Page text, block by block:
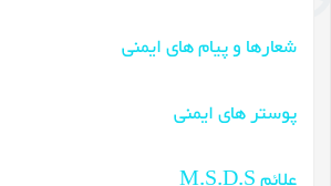
شعارها و پیام های ایمنی
پوستر های ایمنی